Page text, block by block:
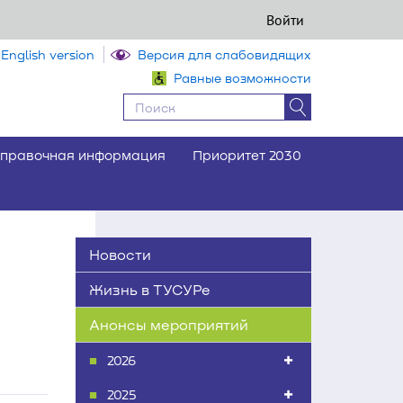
Войти
English version
Версия для слабовидящих
Равные возможности
информация Приоритет 2030
Новости
Жизнь в ТУСУРе
Анонсы мероприятий
2026
2025